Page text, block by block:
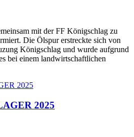
mit der FF Königschlag zu
Die Ölspur erstreckte sich von
Königschlag und wurde aufgrund
bei einem landwirtschaftlichen
2025